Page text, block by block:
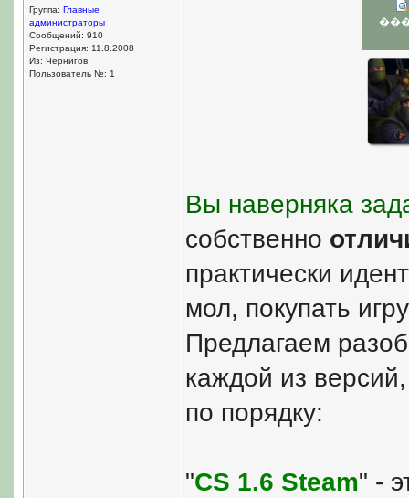
Группа: Главные
администраторы
Сообщений: 910
Регистрация: 11.8.2008
Из: Чернигов
Пользователь №: 1
Вы наверняка
собственно
практически
мол, покупать
Предлагаем
каждой из
по порядку:
"CS 1.6 Steam" -